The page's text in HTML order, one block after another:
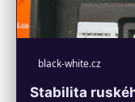
black-white.cz
Stabilita